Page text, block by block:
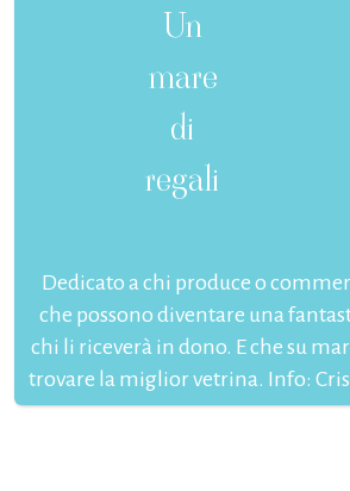
Un
mare
di
regali
Dedicato a chi produce o
che possono diventare una
chi li riceverà in dono. E che su
trovare la miglior vetrina. Info: